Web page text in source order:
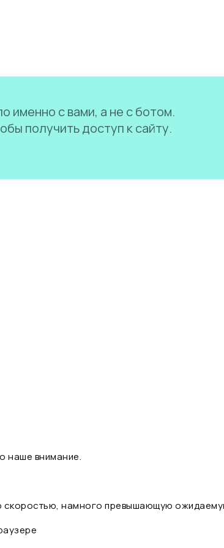
именно с вами, а не с ботом.
получить доступ к сайту.
наше внимание.
скоростью, намного превышающую